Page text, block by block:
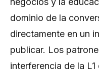
dominio de la
directamente en un
publicar. Los
interferencia de la